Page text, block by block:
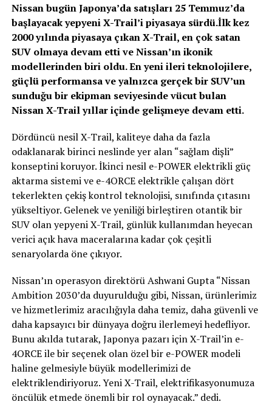
Nissan bugün Japonya’da satışları 25 Temmuz’da
başlayacak yepyeni X-Trail’i piyasaya sürdü.İlk kez
2000 yılında piyasaya çıkan X-Trail, en çok satan
SUV olmaya devam etti ve Nissan’ın ikonik
modellerinden biri oldu. En yeni ileri teknolojilere,
güçlü performansa ve yalnızca gerçek bir SUV’un
sunduğu bir ekipman seviyesinde vücut bulan
Nissan X-Trail yıllar içinde gelişmeye devam etti.
Dördüncü nesil X-Trail, kaliteye daha da fazla
odaklanarak birinci neslinde yer alan “sağlam dişli”
konseptini koruyor. İkinci nesil e-POWER elektrikli güç
aktarma sistemi ve e-4ORCE elektrikle çalışan dört
tekerlekten çekiş kontrol teknolojisi, sınıfında çıtasını
yükseltiyor. Gelenek ve yeniliği birleştiren otantik bir
SUV olan yepyeni X-Trail, günlük kullanımdan heyecan
verici açık hava maceralarına kadar çok çeşitli
senaryolarda öne çıkıyor.
Nissan’ın operasyon direktörü Ashwani Gupta “Nissan
Ambition 2030’da duyurulduğu gibi, Nissan, ürünlerimiz
ve hizmetlerimiz aracılığıyla daha temiz, daha güvenli ve
daha kapsayıcı bir dünyaya doğru ilerlemeyi hedefliyor.
Bunu akılda tutarak, Japonya pazarı için X-Trail’in e-
4ORCE ile bir seçenek olan özel bir e-POWER modeli
haline gelmesiyle büyük modellerimizi de
elektriklendiriyoruz. Yeni X-Trail, elektrifikasyonumuza
öncülük etmede önemli bir rol oynayacak.” dedi.